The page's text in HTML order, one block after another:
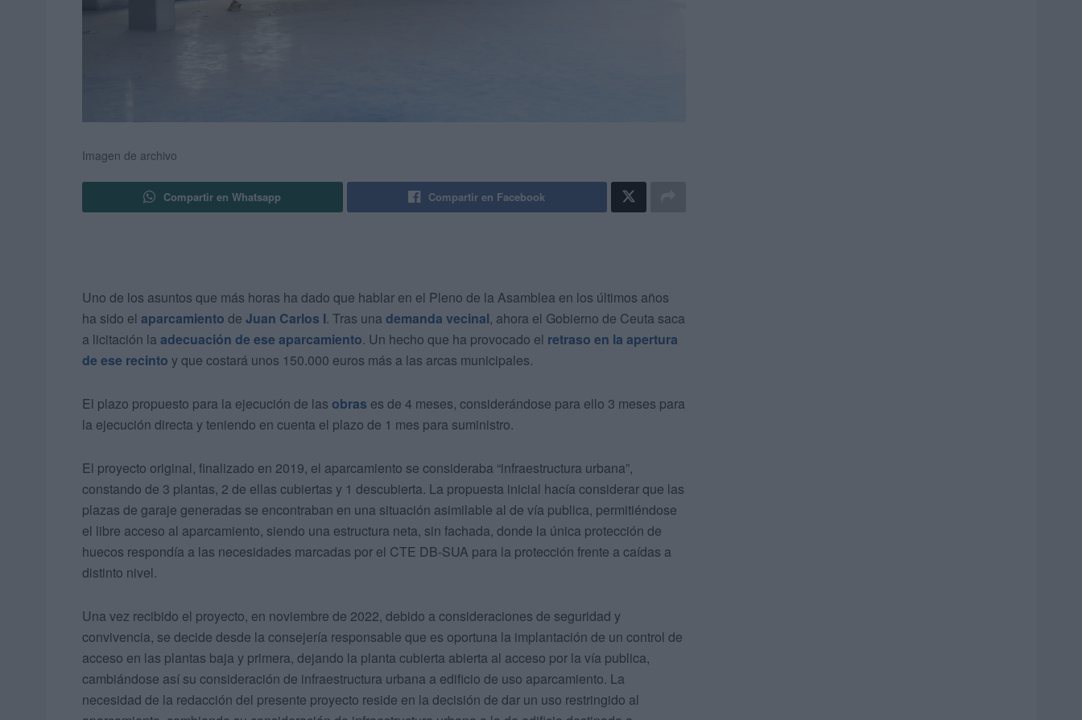
Imagen de archivo
Compartir en Whatsapp Compartir en Facebook
Uno de los asuntos que más horas ha dado que hablar en el Pleno de la Asamblea en los últimos años
ha sido el aparcamiento de Juan Carlos I. Tras una demanda vecinal, ahora el Gobierno de Ceuta saca
a licitación la adecuación de ese aparcamiento. Un hecho que ha provocado el retraso en la apertura
de ese recinto y que costará unos 150.000 euros más a las arcas municipales.
El plazo propuesto para la ejecución de las obras es de 4 meses, considerándose para ello 3 meses para
la ejecución directa y teniendo en cuenta el plazo de 1 mes para suministro.
El proyecto original, finalizado en 2019, el aparcamiento se consideraba “infraestructura urbana”,
constando de 3 plantas, 2 de ellas cubiertas y 1 descubierta. La propuesta inicial hacía considerar que las
plazas de garaje generadas se encontraban en una situación asimilable al de vía publica, permitiéndose
el libre acceso al aparcamiento, siendo una estructura neta, sin fachada, donde la única protección de
huecos respondía a las necesidades marcadas por el CTE DB-SUA para la protección frente a caídas a
distinto nivel.
Una vez recibido el proyecto, en noviembre de 2022, debido a consideraciones de seguridad y
convivencia, se decide desde la consejería responsable que es oportuna la implantación de un control de
acceso en las plantas baja y primera, dejando la planta cubierta abierta al acceso por la vía publica,
cambiándose así su consideración de infraestructura urbana a edificio de uso aparcamiento. La
necesidad de la redacción del presente proyecto reside en la decisión de dar un uso restringido al